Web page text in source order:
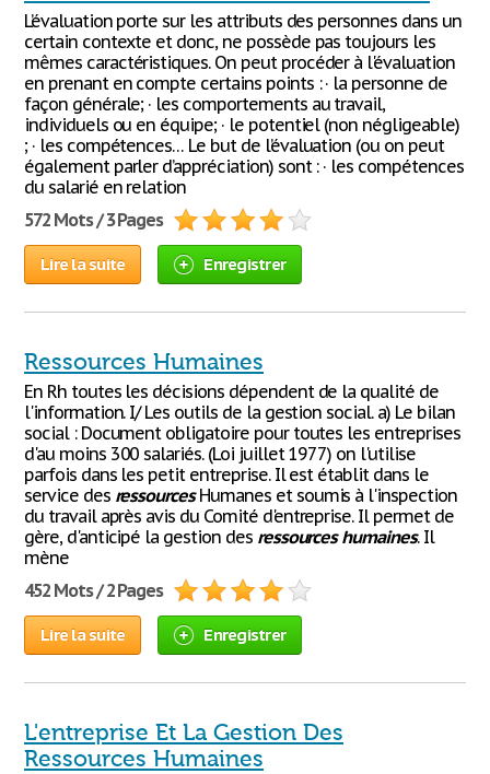
L’évaluation porte sur les attributs des personnes dans un
certain contexte et donc, ne possède pas toujours les
mêmes caractéristiques. On peut procéder à l'évaluation
en prenant en compte certains points : · la personne de
façon générale; · les comportements au travail,
individuels ou en équipe; · le potentiel (non négligeable)
; · les compétences… Le but de l’évaluation (ou on peut
également parler d’appréciation) sont : · les compétences
du salarié en relation
572 Mots / 3 Pages
Lire la suite Enregistrer
Ressources Humaines
En Rh toutes les décisions dépendent de la qualité de
l'information. I/ Les outils de la gestion social. a) Le bilan
social : Document obligatoire pour toutes les entreprises
d'au moins 300 salariés. (Loi juillet 1977) on l'utilise
parfois dans les petit entreprise. Il est établit dans le
service des ressourcesHumanes et soumis à l'inspection
du travail après avis du Comité d'entreprise. Il permet de
gère, d'anticipé la gestion des ressources humaines. Il
mène
452 Mots / 2 Pages
Lire la suite Enregistrer
L'entreprise Et La Gestion Des
Ressources Humaines